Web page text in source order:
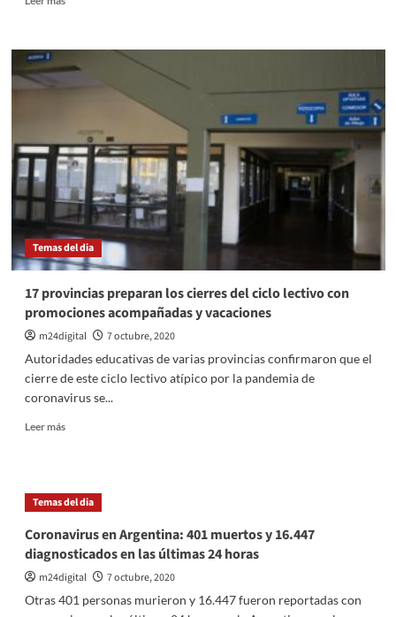
Fernández
sobre
«Es
tiempo
de
darles
jerarquía
y
reconocimiento
social»
Temas del dia
17 provincias preparan los cierres del ciclo lectivo con
promociones acompañadas y vacaciones
m24digital
7 octubre, 2020
Autoridades educativas de varias provincias confirmaron que el
cierre de este ciclo lectivo atípico por la pandemia de
coronavirus se...
Leer másLeer
provincias
preparan
cierres
del
ciclo
con
Temas del dia
Coronavirus en Argentina: 401 muertos y 16.447
diagnosticados en las últimas 24 horas
m24digital
7 octubre, 2020
Otras 401 personas murieron y 16.447 fueron reportadas con